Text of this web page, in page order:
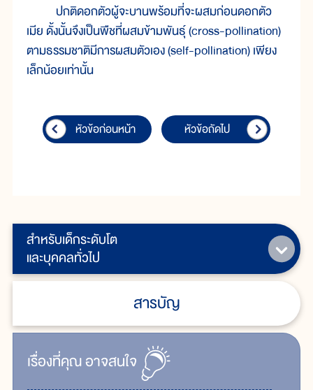
สำหรับเด็กระดับโต
และบุคคลทั่วไป
สารบัญ
เรื่ิองที่คุณอาจสนใจ
ปกติดอกตัวผู้จะบานพร้อมที่จะผสมก่อนดอกตัว
เมีย ดั้งนั้นจึงเป็นพืชที่ผสมข้ามพันธุ์ (cross-pollination)
ตามธรรมชาติมีการผสมตัวเอง (self-pollination) เพียง
เล็กน้อยเท่านั้น
หัวข้อก่อนหน้า หัวข้อถัดไป